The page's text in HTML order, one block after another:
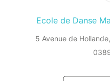
Ecole de Danse
5 Avenue de